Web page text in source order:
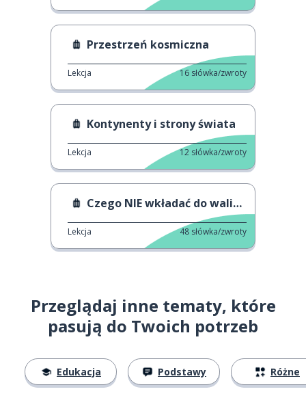
Przestrzeń kosmiczna
Lekcja 16 słówka/zwroty
Kontynenty i strony świata
Lekcja 12 słówka/zwroty
Czego NIE wkładać do walizki
Lekcja 48 słówka/zwroty
Przeglądaj inne tematy, które
pasują do Twoich potrzeb
Edukacja Podstawy Różne